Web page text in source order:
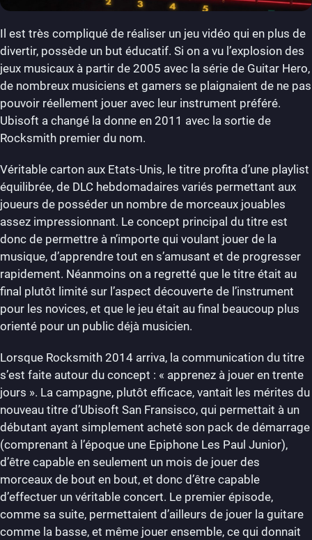
Il est très compliqué de réaliser un jeu vidéo qui en plus de
divertir, possède un but éducatif. Si on a vu l’explosion des
jeux musicaux à partir de 2005 avec la série de Guitar Hero,
de nombreux musiciens et gamers se plaignaient de ne pas
pouvoir réellement jouer avec leur instrument préféré.
Ubisoft a changé la donne en 2011 avec la sortie de
Rocksmith premier du nom.
Véritable carton aux Etats-Unis, le titre profita d’une playlist
équilibrée, de DLC hebdomadaires variés permettant aux
joueurs de posséder un nombre de morceaux jouables
assez impressionnant. Le concept principal du titre est
donc de permettre à n’importe qui voulant jouer de la
musique, d’apprendre tout en s’amusant et de progresser
rapidement. Néanmoins on a regretté que le titre était au
final plutôt limité sur l’aspect découverte de l’instrument
pour les novices, et que le jeu était au final beaucoup plus
orienté pour un public déjà musicien.
Lorsque Rocksmith 2014 arriva, la communication du titre
s’est faite autour du concept : « apprenez à jouer en trente
jours ». La campagne, plutôt efficace, vantait les mérites du
nouveau titre d’Ubisoft San Fransisco, qui permettait à un
débutant ayant simplement acheté son pack de démarrage
(comprenant à l’époque une Epiphone Les Paul Junior),
d’être capable en seulement un mois de jouer des
morceaux de bout en bout, et donc d’être capable
d’effectuer un véritable concert. Le premier épisode,
comme sa suite, permettaient d’ailleurs de jouer la guitare
comme la basse, et même jouer ensemble, ce qui donnait